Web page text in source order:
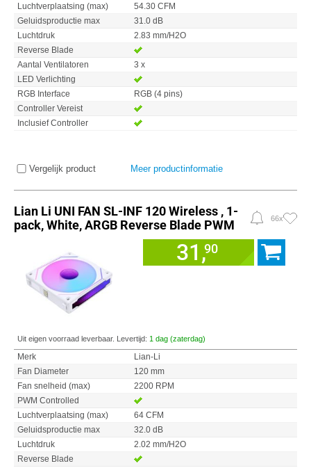
Luchtverplaatsing (max)
54.30 CFM
Geluidsproductie max
31.0 dB
Luchtdruk
2.83 mm/H2O
Reverse Blade
Aantal Ventilatoren
3 x
LED Verlichting
RGB Interface
RGB (4 pins)
Controller Vereist
Inclusief Controller
Vergelijk product Meer productinformatie
Lian Li UNI FAN SL-INF 120 Wireless , 1-
pack, White, ARGB Reverse Blade PWM
66x
31,90
Uit eigen voorraad leverbaar. Levertijd: 1 dag (zaterdag)
Merk
Lian-Li
Fan Diameter
120 mm
Fan snelheid (max)
2200 RPM
PWM Controlled
Luchtverplaatsing (max)
64 CFM
Geluidsproductie max
32.0 dB
Luchtdruk
2.02 mm/H2O
Reverse Blade